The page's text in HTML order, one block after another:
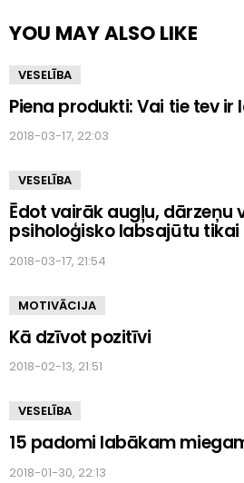
YOU MAY ALSO LIKE
VESELĪBA
Piena produkti: Vai tie tev ir
2018-03-17, 22:03
VESELĪBA
Ēdot vairāk augļu, dārzeņu
psiholoģisko labsajūtu tikai
2018-03-17, 21:54
MOTIVĀCIJA
Kā dzīvot pozitīvi
2018-02-13, 21:51
VESELĪBA
15 padomi labākam
2018-01-30, 22:13